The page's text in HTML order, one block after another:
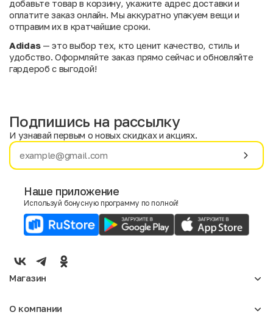
добавьте товар в корзину, укажите адрес доставки и
оплатите заказ онлайн. Мы аккуратно упакуем вещи и
отправим их в кратчайшие сроки.
Adidas— это выбор тех, кто ценит качество, стиль и
удобство. Оформляйте заказ прямо сейчас и обновляйте
гардероб с выгодой!
Имя
E-mail
Мужской
Подпишись на рассылку
И узнавай первым о новых скидках и акциях.
Наше приложение
Используй бонусную программу по полной!
Магазин
Мужское
О компании